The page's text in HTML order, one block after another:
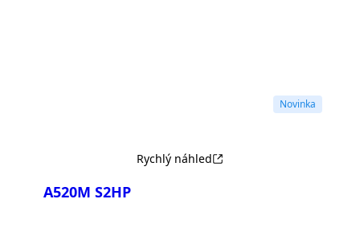
Novinka
Rychlý náhled
A520M S2HP